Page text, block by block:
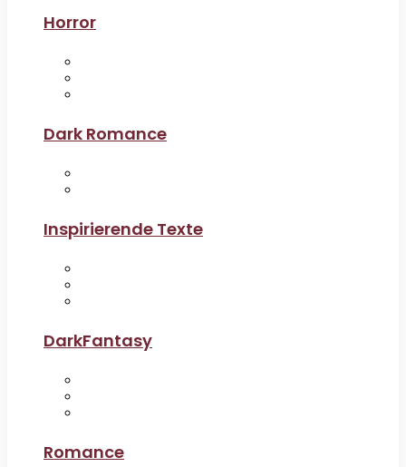
Horror
Dark Romance
Inspirierende Texte
DarkFantasy
Romance